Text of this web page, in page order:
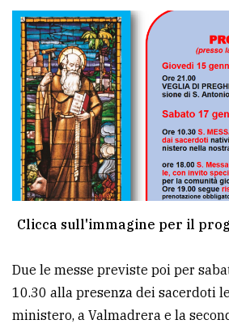
LE
ALTRE
TESTATE
PRIVACY
Privacy
Cookie
policy
Clicca sull'immagine per il
Due le messe previste poi per
10.30 alla presenza dei sacerdoti
ministero, a Valmadrera e la